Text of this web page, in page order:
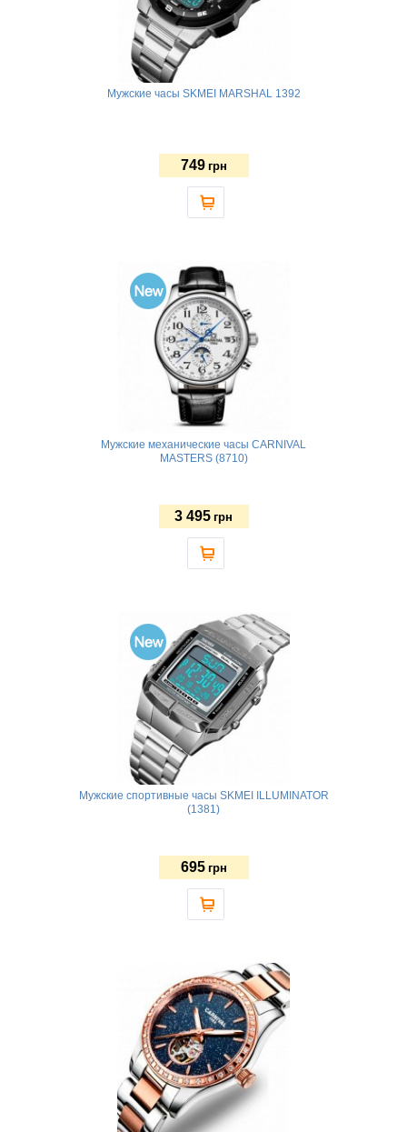
Мужские часы SKMEI MARSHAL 1392
749 грн
Мужские механические часы CARNIVAL
MASTERS (8710)
3 495 грн
Мужские спортивные часы SKMEI ILLUMINATOR
(1381)
695 грн